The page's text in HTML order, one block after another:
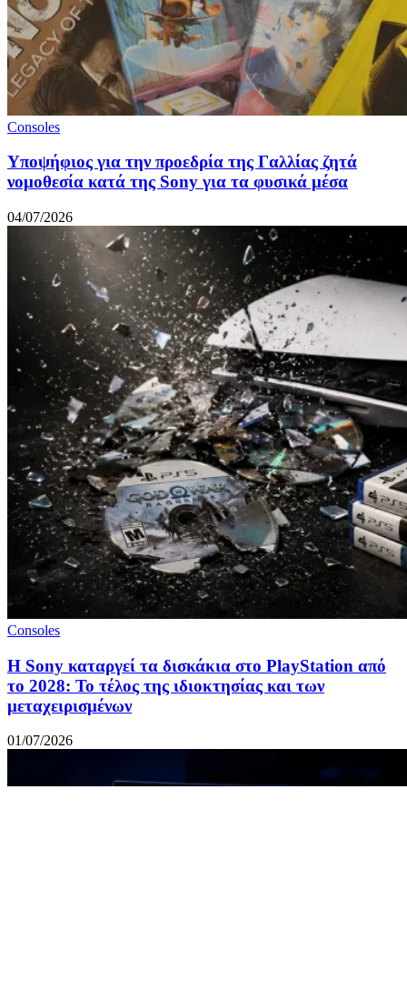
Consoles
Υποψήφιος για την προεδρία της Γαλλίας ζητά
νομοθεσία κατά της Sony για τα φυσικά μέσα
04/07/2026
Consoles
Η Sony καταργεί τα δισκάκια στο PlayStation από
το 2028: Το τέλος της ιδιοκτησίας και των
μεταχειρισμένων
01/07/2026